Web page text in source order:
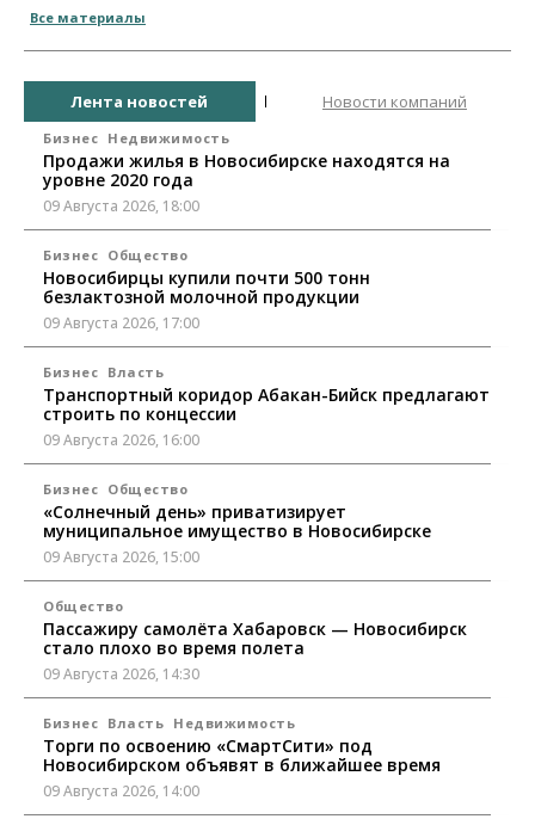
Все материалы
Лента новостей Новости компаний
Бизнес Недвижимость
Продажи жилья в Новосибирске находятся на
уровне 2020 года
09 Августа 2026, 18:00
Бизнес Общество
Новосибирцы купили почти 500 тонн
безлактозной молочной продукции
09 Августа 2026, 17:00
Бизнес Власть
Транспортный коридор Абакан-Бийск предлагают
строить по концессии
09 Августа 2026, 16:00
Бизнес Общество
«Солнечный день» приватизирует
муниципальное имущество в Новосибирске
09 Августа 2026, 15:00
Общество
Пассажиру самолёта Хабаровск — Новосибирск
стало плохо во время полета
09 Августа 2026, 14:30
Бизнес Власть Недвижимость
Торги по освоению «СмартСити» под
Новосибирском объявят в ближайшее время
09 Августа 2026, 14:00